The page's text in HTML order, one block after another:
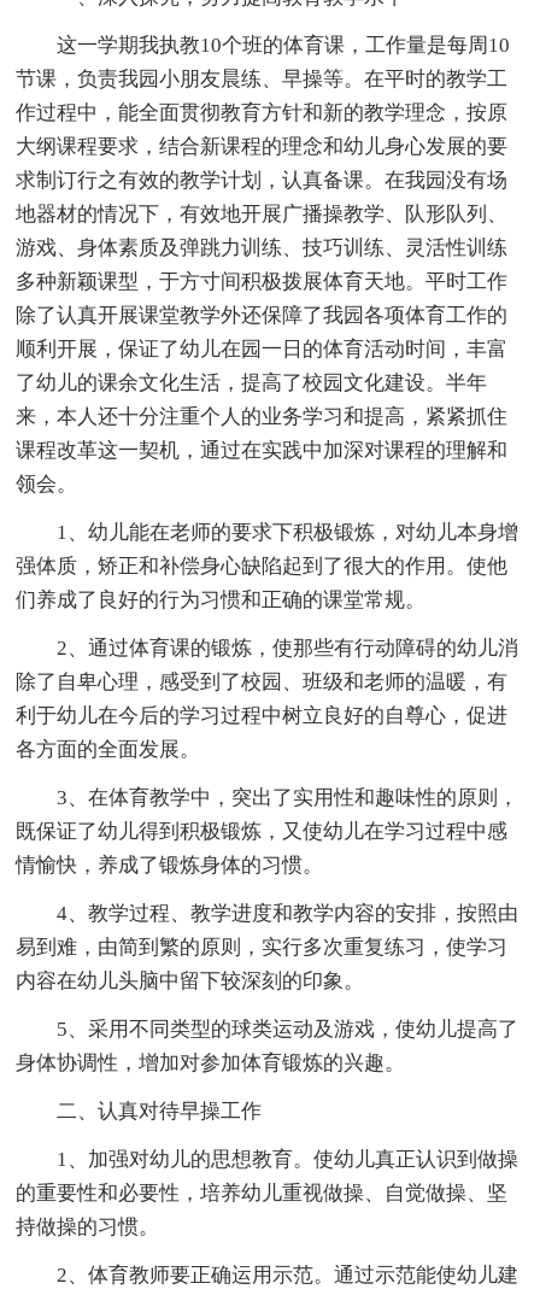
这一学期我执教10个班的体育课，工作量是每周10
节课，负责我园小朋友晨练、早操等。在平时的教学工
作过程中，能全面贯彻教育方针和新的教学理念，按原
大纲课程要求，结合新课程的理念和幼儿身心发展的要
求制订行之有效的教学计划，认真备课。在我园没有场
地器材的情况下，有效地开展广播操教学、队形队列、
游戏、身体素质及弹跳力训练、技巧训练、灵活性训练
多种新颖课型，于方寸间积极拨展体育天地。平时工作
除了认真开展课堂教学外还保障了我园各项体育工作的
顺利开展，保证了幼儿在园一日的体育活动时间，丰富
了幼儿的课余文化生活，提高了校园文化建设。半年
来，本人还十分注重个人的业务学习和提高，紧紧抓住
课程改革这一契机，通过在实践中加深对课程的理解和
领会。
1、幼儿能在老师的要求下积极锻炼，对幼儿本身增
强体质，矫正和补偿身心缺陷起到了很大的作用。使他
们养成了良好的行为习惯和正确的课堂常规。
2、通过体育课的锻炼，使那些有行动障碍的幼儿消
除了自卑心理，感受到了校园、班级和老师的温暖，有
利于幼儿在今后的学习过程中树立良好的自尊心，促进
各方面的全面发展。
3、在体育教学中，突出了实用性和趣味性的原则，
既保证了幼儿得到积极锻炼，又使幼儿在学习过程中感
情愉快，养成了锻炼身体的习惯。
4、教学过程、教学进度和教学内容的安排，按照由
易到难，由简到繁的原则，实行多次重复练习，使学习
内容在幼儿头脑中留下较深刻的印象。
5、采用不同类型的球类运动及游戏，使幼儿提高了
身体协调性，增加对参加体育锻炼的兴趣。
二、认真对待早操工作
1、加强对幼儿的思想教育。使幼儿真正认识到做操
的重要性和必要性，培养幼儿重视做操、自觉做操、坚
持做操的习惯。
2、体育教师要正确运用示范。通过示范能使幼儿建